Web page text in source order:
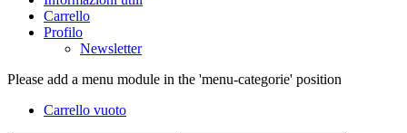
Carrello
Profilo
Newsletter
Please add a menu module in the 'menu-categorie' position
Carrello vuoto